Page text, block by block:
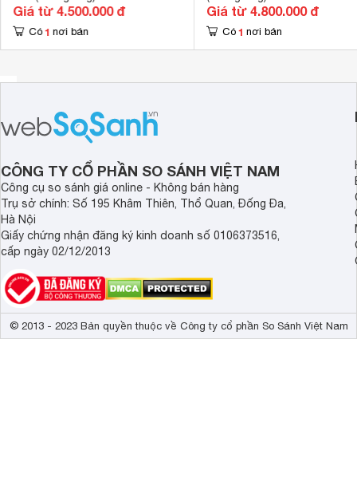
Giá từ 4.500.000 đ
Có 1 nơi bán
Giá từ 4.800.000 đ
Có 1 nơi bán
CÔNG TY CỔ PHẦN SO SÁNH VIỆT NAM
Công cụ so sánh giá online - Không bán hàng
Trụ sở chính: Số 195 Khâm Thiên, Thổ Quan, Đống Đa,
Hà Nội
Giấy chứng nhận đăng ký kinh doanh số 0106373516,
cấp ngày 02/12/2013
© 2013 - 2023 Bản quyền thuộc về Công ty cổ phần So Sánh Việt Nam